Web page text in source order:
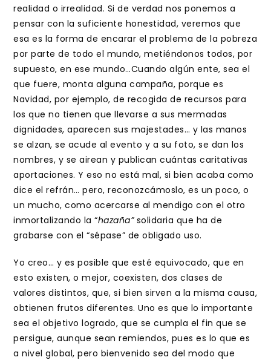
realidad o irrealidad. Si de verdad nos ponemos a
pensar con la suficiente honestidad, veremos que
esa es la forma de encarar el problema de la pobreza
por parte de todo el mundo, metiéndonos todos, por
supuesto, en ese mundo…Cuando algún ente, sea el
que fuere, monta alguna campaña, porque es
Navidad, por ejemplo, de recogida de recursos para
los que no tienen que llevarse a sus mermadas
dignidades, aparecen sus majestades… y las manos
se alzan, se acude al evento y a su foto, se dan los
nombres, y se airean y publican cuántas caritativas
aportaciones. Y eso no está mal, si bien acaba como
dice el refrán… pero, reconozcámoslo, es un poco, o
un mucho, como acercarse al mendigo con el otro
inmortalizando la “hazaña”solidaria que ha de
grabarse con el “sépase” de obligado uso.
Yo creo… y es posible que esté equivocado, que en
esto existen, o mejor, coexisten, dos clases de
valores distintos, que, si bien sirven a la misma causa,
obtienen frutos diferentes. Uno es que lo importante
sea el objetivo logrado, que se cumpla el fin que se
persigue, aunque sean remiendos, pues es lo que es
a nivel global, pero bienvenido sea del modo que